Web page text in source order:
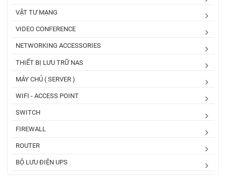
VẬT TƯ MẠNG
VIDEO CONFERENCE
NETWORKING ACCESSORIES
THIẾT BỊ LƯU TRỮ NAS
MÁY CHỦ ( SERVER )
WIFI - ACCESS POINT
SWITCH
FIREWALL
ROUTER
BỘ LƯU ĐIỆN UPS